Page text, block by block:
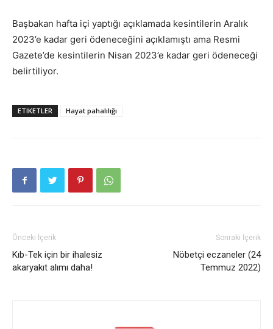
Başbakan hafta içi yaptığı açıklamada kesintilerin Aralık
2023’e kadar geri ödeneceğini açıklamıştı ama Resmi
Gazete’de kesintilerin Nisan 2023’e kadar geri ödeneceği
belirtiliyor.
ETIKETLER Hayat pahalılığı
Önceki İçerik
Kıb-Tek için bir ihalesiz
akaryakıt alımı daha!
Sonraki İçerik
Nöbetçi eczaneler (24
Temmuz 2022)